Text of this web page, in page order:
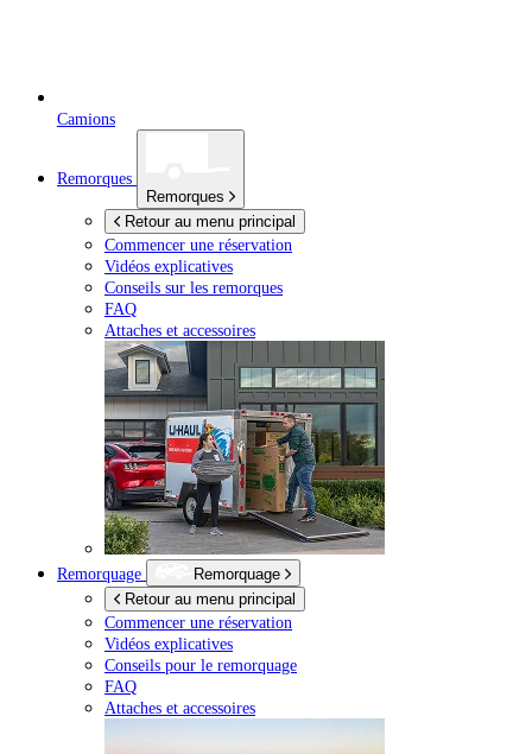
Camions
Remorques
Remorques
Retour au menu principal
Commencer une réservation
Vidéos explicatives
Conseils sur les remorques
FAQ
Attaches et accessoires
Remorquage
Remorquage
Retour au menu principal
Commencer une réservation
Vidéos explicatives
Conseils pour le remorquage
FAQ
Attaches et accessoires